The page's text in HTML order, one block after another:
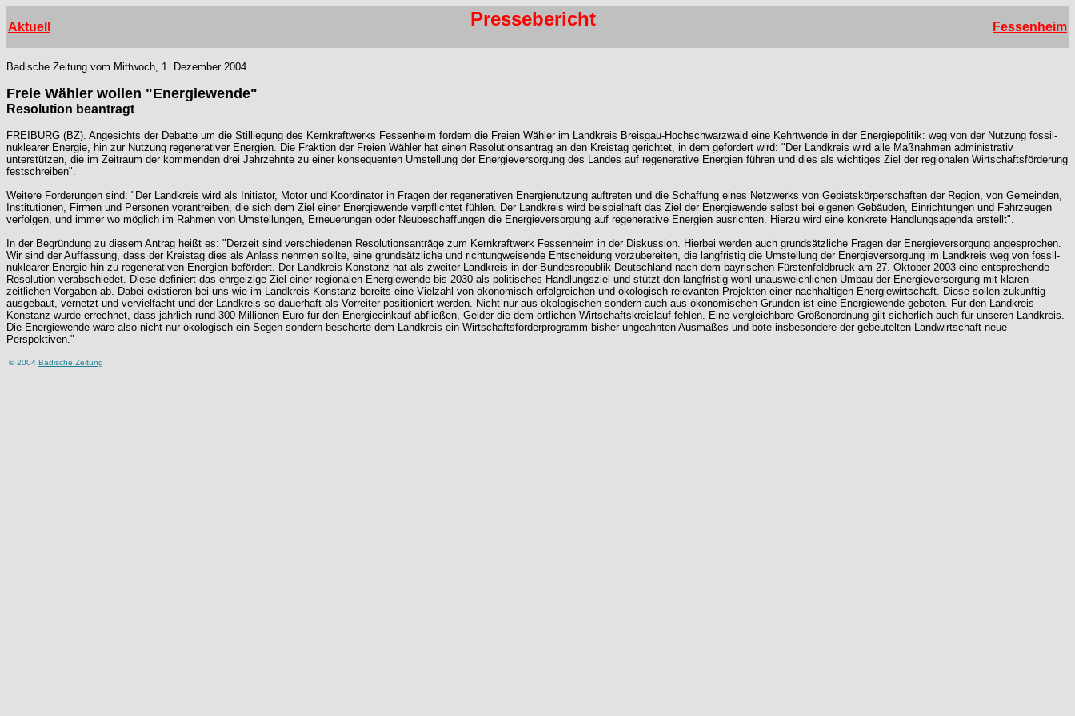
Aktuell Pressebericht Fessenheim
Badische Zeitung vom Mittwoch, 1. Dezember 2004
Freie Wähler wollen "Energiewende"
Resolution beantragt
FREIBURG (BZ). Angesichts der Debatte um die Stilllegung des Kernkraftwerks Fessenheim fordern die Freien Wähler im Landkreis Breisgau-Hochschwarzwald eine Kehrtwende in der Energiepolitik: weg von der Nutzung fossil-
nuklearer Energie, hin zur Nutzung regenerativer Energien. Die Fraktion der Freien Wähler hat einen Resolutionsantrag an den Kreistag gerichtet, in dem gefordert wird: "Der Landkreis wird alle Maßnahmen administrativ
unterstützen, die im Zeitraum der kommenden drei Jahrzehnte zu einer konsequenten Umstellung der Energieversorgung des Landes auf regenerative Energien führen und dies als wichtiges Ziel der regionalen Wirtschaftsförderung
festschreiben".
Weitere Forderungen sind: "Der Landkreis wird als Initiator, Motor und Koordinator in Fragen der regenerativen Energienutzung auftreten und die Schaffung eines Netzwerks von Gebietskörperschaften der Region, von Gemeinden,
Institutionen, Firmen und Personen vorantreiben, die sich dem Ziel einer Energiewende verpflichtet fühlen. Der Landkreis wird beispielhaft das Ziel der Energiewende selbst bei eigenen Gebäuden, Einrichtungen und Fahrzeugen
verfolgen, und immer wo möglich im Rahmen von Umstellungen, Erneuerungen oder Neubeschaffungen die Energieversorgung auf regenerative Energien ausrichten. Hierzu wird eine konkrete Handlungsagenda erstellt".
In der Begründung zu diesem Antrag heißt es: "Derzeit sind verschiedenen Resolutionsanträge zum Kernkraftwerk Fessenheim in der Diskussion. Hierbei werden auch grundsätzliche Fragen der Energieversorgung angesprochen.
Wir sind der Auffassung, dass der Kreistag dies als Anlass nehmen sollte, eine grundsätzliche und richtungweisende Entscheidung vorzubereiten, die langfristig die Umstellung der Energieversorgung im Landkreis weg von fossil-
nuklearer Energie hin zu regenerativen Energien befördert. Der Landkreis Konstanz hat als zweiter Landkreis in der Bundesrepublik Deutschland nach dem bayrischen Fürstenfeldbruck am 27. Oktober 2003 eine entsprechende
Resolution verabschiedet. Diese definiert das ehrgeizige Ziel einer regionalen Energiewende bis 2030 als politisches Handlungsziel und stützt den langfristig wohl unausweichlichen Umbau der Energieversorgung mit klaren
zeitlichen Vorgaben ab. Dabei existieren bei uns wie im Landkreis Konstanz bereits eine Vielzahl von ökonomisch erfolgreichen und ökologisch relevanten Projekten einer nachhaltigen Energiewirtschaft. Diese sollen zukünftig
ausgebaut, vernetzt und vervielfacht und der Landkreis so dauerhaft als Vorreiter positioniert werden. Nicht nur aus ökologischen sondern auch aus ökonomischen Gründen ist eine Energiewende geboten. Für den Landkreis
Konstanz wurde errechnet, dass jährlich rund 300 Millionen Euro für den Energieeinkauf abfließen, Gelder die dem örtlichen Wirtschaftskreislauf fehlen. Eine vergleichbare Größenordnung gilt sicherlich auch für unseren Landkreis.
Die Energiewende wäre also nicht nur ökologisch ein Segen sondern bescherte dem Landkreis ein Wirtschaftsförderprogramm bisher ungeahnten Ausmaßes und böte insbesondere der gebeutelten Landwirtschaft neue
Perspektiven."
© 2004 Badische Zeitung